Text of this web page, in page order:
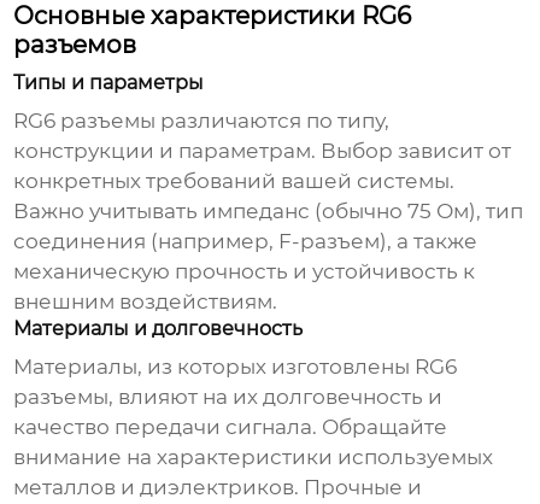
Основные характеристики RG6
разъемов
Типы и параметры
RG6 разъемы различаются по типу,
конструкции и параметрам. Выбор зависит от
конкретных требований вашей системы.
Важно учитывать импеданс (обычно 75 Ом), тип
соединения (например, F-разъем), а также
механическую прочность и устойчивость к
внешним воздействиям.
Материалы и долговечность
Материалы, из которых изготовлены RG6
разъемы, влияют на их долговечность и
качество передачи сигнала. Обращайте
внимание на характеристики используемых
металлов и диэлектриков. Прочные и